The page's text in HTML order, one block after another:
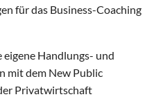
für das Business-Coaching
Handlungs- und
mit dem New Public
Privatwirtschaft